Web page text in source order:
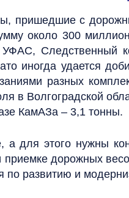
пришедшие с
около 300
Следственный
иногда удается
разных
в Волгоградской
КамАЗа – 3,1 тонны.
а для этого нужны
дорожных
по развитию и